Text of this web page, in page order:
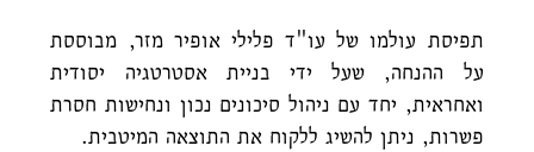
תפיסת עולמו של עו"ד פלילי אופיר מזר, מבוססת
על ההנחה, שעל ידי בניית אסטרטגיה יסודית
ואחראית, יחד עם ניהול סיכונים נכון ונחישות חסרת
פשרות, ניתן להשיג ללקוח את התוצאה המיטבית.